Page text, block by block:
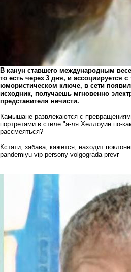
В канун ставшего международным
то есть через 3 дня, и
юмористическом ключе, в сети
исходник, получаешь мгновенно
представителя нечисти.
Камышане развлекаются с
портретами в стиле "а-ля Хеллоуин по-
рассмеяться?
Кстати, забава, кажется, находит
pandemiyu-vip-persony-volgograda-prevr